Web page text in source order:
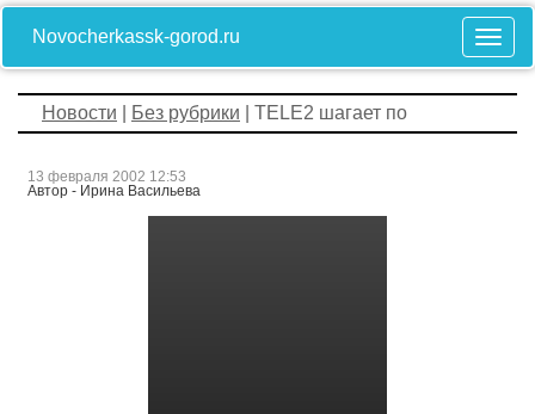
Novocherkassk-gorod.ru
Новости Без рубрики | TELE2 шагает по
13 февраля 2002 12:53
Автор - Ирина Васильева